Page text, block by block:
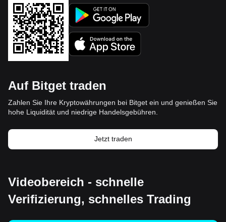
Auf Bitget traden
Zahlen Sie Ihre Kryptowährungen bei Bitget ein und genießen Sie
hohe Liquidität und niedrige Handelsgebühren.
Jetzt traden
Videobereich - schnelle
Verifizierung, schnelles Trading